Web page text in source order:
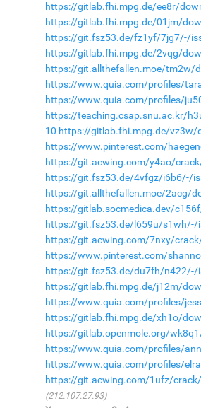
https://gitlab.fhi.mpg.de/ee8r/
https://gitlab.fhi.mpg.de/01jm/
https://git.fsz53.de/fz1yf/7jg7/-/
https://gitlab.fhi.mpg.de/2vqg/
https://git.allthefallen.moe/tm2w/
https://www.quia.com/profiles/
https://www.quia.com/profiles/
https://teaching.csap.snu.ac.kr/
10 https://gitlab.fhi.mpg.de/
https://www.pinterest.com/
https://git.acwing.com/y4ao/
https://git.fsz53.de/4vfgz/i6b6/-/
https://git.allthefallen.moe/2acg/
https://gitlab.socmedica.dev/
https://git.fsz53.de/l659u/s1wh/-/
https://git.acwing.com/7nxy/
https://www.pinterest.com/
https://git.fsz53.de/du7fh/n422/-/
https://gitlab.fhi.mpg.de/j12m/
https://www.quia.com/profiles/
https://gitlab.fhi.mpg.de/xh1o/
https://gitlab.openmole.org/
https://www.quia.com/profiles/
https://www.quia.com/profiles/
https://git.acwing.com/1ufz/
(212.107.27.93)